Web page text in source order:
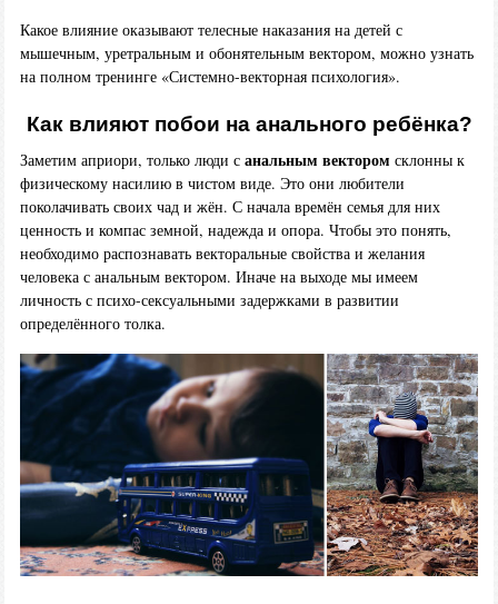
Какое влияние оказывают телесные наказания на детей с
мышечным, уретральным и обонятельным вектором, можно узнать
на полном тренинге «Системно-векторная психология».
Как влияют побои на анального ребёнка?
Заметим априори, только люди с анальным вектором склонны к
физическому насилию в чистом виде. Это они любители
поколачивать своих чад и жён. С начала времён семья для них
ценность и компас земной, надежда и опора. Чтобы это понять,
необходимо распознавать векторальные свойства и желания
человека с анальным вектором. Иначе на выходе мы имеем
личность с психо-сексуальными задержками в развитии
определённого толка.